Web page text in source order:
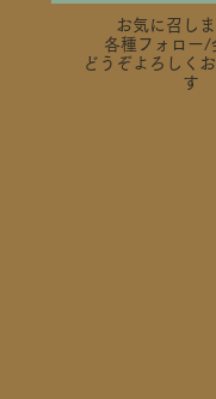
お気に召し
各種フォロー/
どうぞよろしく
す